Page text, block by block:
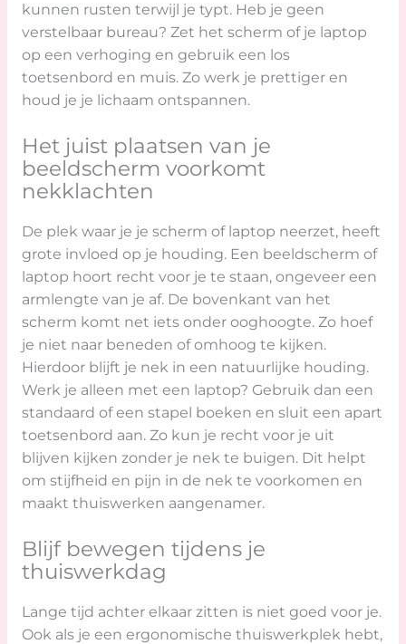
kunnen rusten terwijl je typt. Heb je geen
verstelbaar bureau? Zet het scherm of je laptop
op een verhoging en gebruik een los
toetsenbord en muis. Zo werk je prettiger en
houd je je lichaam ontspannen.
Het juist plaatsen van je
beeldscherm voorkomt
nekklachten
De plek waar je je scherm of laptop neerzet, heeft
grote invloed op je houding. Een beeldscherm of
laptop hoort recht voor je te staan, ongeveer een
armlengte van je af. De bovenkant van het
scherm komt net iets onder ooghoogte. Zo hoef
je niet naar beneden of omhoog te kijken.
Hierdoor blijft je nek in een natuurlijke houding.
Werk je alleen met een laptop? Gebruik dan een
standaard of een stapel boeken en sluit een apart
toetsenbord aan. Zo kun je recht voor je uit
blijven kijken zonder je nek te buigen. Dit helpt
om stijfheid en pijn in de nek te voorkomen en
maakt thuiswerken aangenamer.
Blijf bewegen tijdens je
thuiswerkdag
Lange tijd achter elkaar zitten is niet goed voor je.
Ook als je een ergonomische thuiswerkplek hebt,